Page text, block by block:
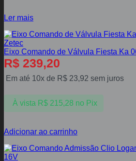
Ler mais
Eixo Comando de Válvula Fiesta Ka
R$ 239,20
Em até 10x de R$ 23,92 sem juros
À vista R$215,28 no Pix
Adicionar ao carrinho